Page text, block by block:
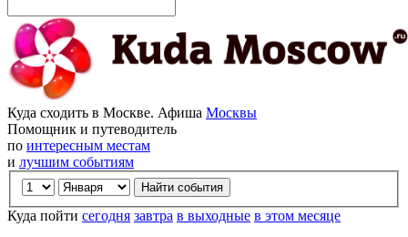
Куда сходить в Москве. Афиша Москвы
Помощник и путеводитель
по интересным местам
и лучшим событиям
Куда пойти сегодня завтра в выходные в этом месяце